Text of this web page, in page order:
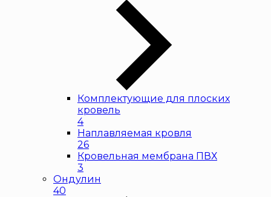
Комплектующие для плоских
кровель
4
Наплавляемая кровля
26
Кровельная мембрана ПВХ
3
Ондулин
40